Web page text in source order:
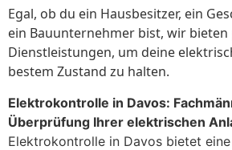
Egal, ob du ein Hausbesitzer, ein
ein Bauunternehmer bist, wir
Dienstleistungen, um deine
bestem Zustand zu halten.
Elektrokontrolle in Davos:
Überprüfung Ihrer elektrischen
Elektrokontrolle in Davos bietet